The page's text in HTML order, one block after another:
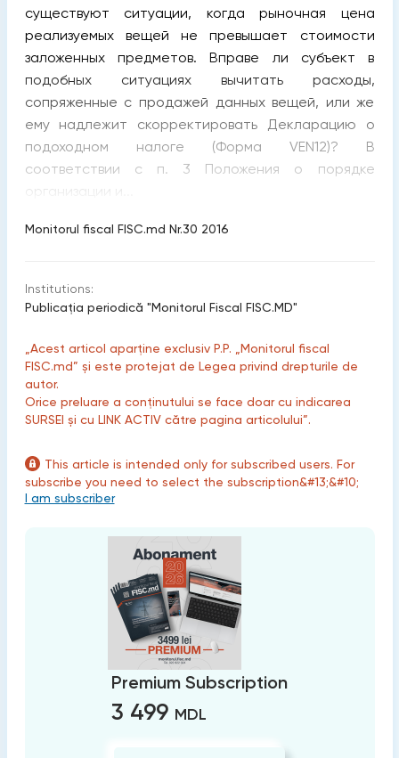
существуют ситуации, когда рыночная цена
реализуемых вещей не превышает стоимости
заложенных предметов. Вправе ли субъект в
подобных ситуациях вычитать расходы,
сопряженные с продажей данных вещей, или же
ему надлежит скорректировать Декларацию о
подоходном налоге (Форма VEN12)? В
соответствии с п. 3 Положения о порядке
Monitorul fiscal FISC.md Nr.30 2016
Institutions:
Publicaţia periodică "Monitorul Fiscal FISC.MD"
„Acest articol aparține exclusiv P.P. „Monitorul fiscal
FISC.md” și este protejat de Legea privind drepturile de
autor.
Orice preluare a conținutului se face doar cu indicarea
SURSEI și cu LINK ACTIV către pagina articolului”.
This article is intended only for subscribed users. For
subscribe you need to select the subscription&#13;&#10;
I am subscriber
Premium Subscription
3 499 MDL